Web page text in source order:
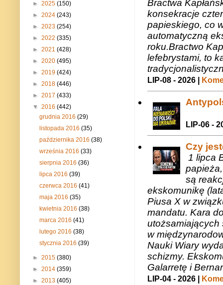
Bractwa
konsekracje
papieskiego, co
automatyczną
roku.Bractwo
lefebrystami, to
LIP-08 - 2026 |
LIP-06 -
Czy
1 lipca
są
ekskomunikę
Piusa X w
mandatu. Kara
utożsamiających
w
Nauki Wiary
schizmy.
Galarretę i
LIP-04 - 2026 |
► 2025 (150)
► 2024 (243)
► 2023 (254)
► 2022 (335)
► 2021 (428)
► 2020 (495)
► 2019 (424)
► 2018 (446)
► 2017 (433)
▼ 2016 (442)
grudnia 2016(29)
listopada 2016(35)
października 2016(38)
września 2016(33)
sierpnia 2016(36)
lipca 2016(39)
czerwca 2016(41)
maja 2016(35)
kwietnia 2016(38)
marca 2016(41)
lutego 2016(38)
stycznia 2016(39)
► 2015 (380)
► 2014 (359)
► 2013 (405)